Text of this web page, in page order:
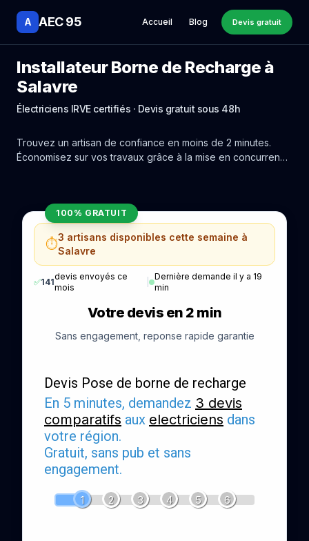
A AEC 95 Accueil Blog Devis gratuit
Installateur Borne de Recharge à
Salavre
Électriciens IRVE certifiés · Devis gratuit sous 48h
Trouvez un artisan de confiance en moins de 2 minutes.
Économisez sur vos travaux grâce à la mise en concurrence
100% GRATUIT
⏱️3 artisans disponibles cette semaine à
Salavre
✅141
devis envoyés ce
mois
|
Dernière demande il y a 19
min
Votre devis en 2 min
Sans engagement, reponse rapide garantie
Devis Pose de borne de recharge
En 5 minutes, demandez 3 devis
comparatifs aux electriciens dans
votre région.
Gratuit, sans pub et sans
engagement.
1 2 3 4 5 6